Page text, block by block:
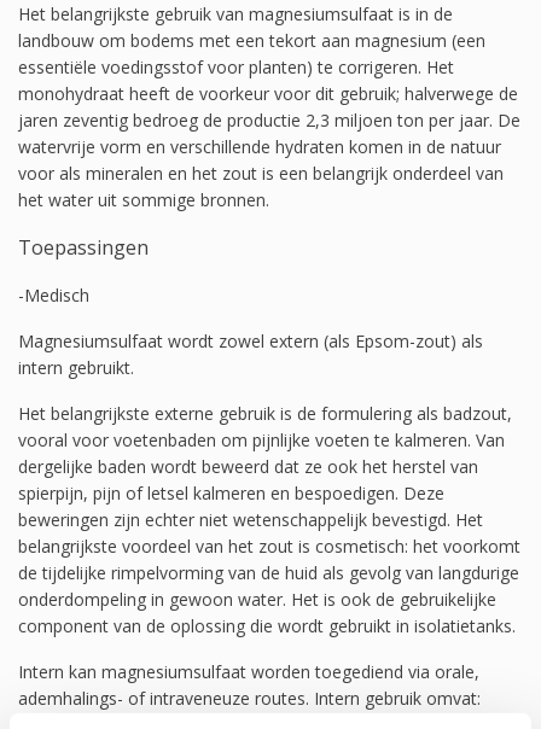
Het belangrijkste gebruik van magnesiumsulfaat is in de
landbouw om bodems met een tekort aan magnesium (een
essentiële voedingsstof voor planten) te corrigeren. Het
monohydraat heeft de voorkeur voor dit gebruik; halverwege de
jaren zeventig bedroeg de productie 2,3 miljoen ton per jaar. De
watervrije vorm en verschillende hydraten komen in de natuur
voor als mineralen en het zout is een belangrijk onderdeel van
het water uit sommige bronnen.
Toepassingen
-Medisch
Magnesiumsulfaat wordt zowel extern (als Epsom-zout) als
intern gebruikt.
Het belangrijkste externe gebruik is de formulering als badzout,
vooral voor voetenbaden om pijnlijke voeten te kalmeren. Van
dergelijke baden wordt beweerd dat ze ook het herstel van
spierpijn, pijn of letsel kalmeren en bespoedigen. Deze
beweringen zijn echter niet wetenschappelijk bevestigd. Het
belangrijkste voordeel van het zout is cosmetisch: het voorkomt
de tijdelijke rimpelvorming van de huid als gevolg van langdurige
onderdompeling in gewoon water. Het is ook de gebruikelijke
component van de oplossing die wordt gebruikt in isolatietanks.
Intern kan magnesiumsulfaat worden toegediend via orale,
ademhalings- of intraveneuze routes. Intern gebruik omvat: